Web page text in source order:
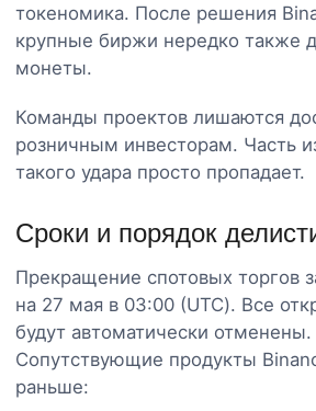
токеномика. После решения
крупные биржи нередко также
монеты.
Команды проектов лишаются
розничным инвесторам. Часть
такого удара просто пропадает.
Сроки и порядок
Прекращение спотовых торгов
на 27 мая в 03:00 (UTC). Все
будут автоматически отменены.
Сопутствующие продукты
раньше: